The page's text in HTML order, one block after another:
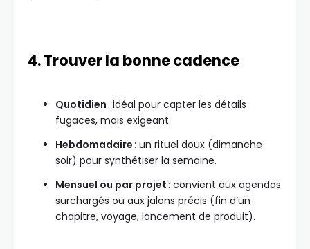
4. Trouver la bonne cadence
Quotidien: idéal pour capter les détails
fugaces, mais exigeant.
Hebdomadaire: un rituel doux (dimanche
soir) pour synthétiser la semaine.
Mensuel ou par projet: convient aux agendas
surchargés ou aux jalons précis (fin d’un
chapitre, voyage, lancement de produit).